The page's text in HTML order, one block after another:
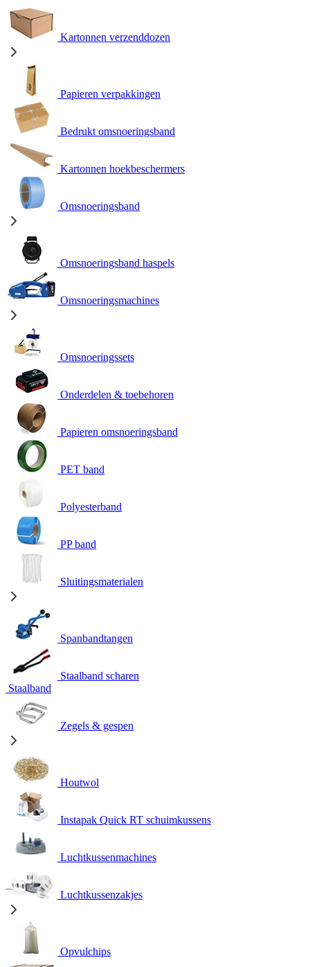
Kartonnen verzenddozen
Papieren verpakkingen
Bedrukt omsnoeringsband
Kartonnen hoekbeschermers
Omsnoeringsband
Omsnoeringsband haspels
Omsnoeringsmachines
Omsnoeringssets
Onderdelen & toebehoren
Papieren omsnoeringsband
PET band
Polyesterband
PP band
Sluitingsmaterialen
Spanbandtangen
Staalband scharen
Staalband
Zegels & gespen
Houtwol
Instapak Quick RT schuimkussens
Luchtkussenmachines
Luchtkussenzakjes
Opvulchips